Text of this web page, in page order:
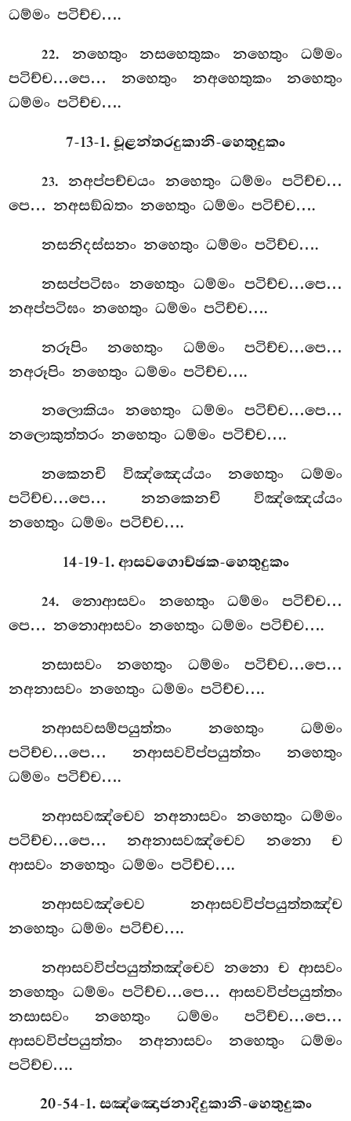
ධම්මං පටිච්ච….
22. නහෙතුංනසහෙතුකං නහෙතුං ධම්මං
පටිච්ච…පෙ… නහෙතුං නඅහෙතුකං නහෙතුං
ධම්මං පටිච්ච….
7-13-1. චූළන්තරදුකානි-හෙතුදුකං
23. නඅප්පච්චයං නහෙතුං ධම්මං පටිච්ච…
පෙ… නඅසඞ්ඛතං නහෙතුං ධම්මං පටිච්ච….
නසනිදස්සනං නහෙතුං ධම්මං පටිච්ච….
නසප්පටිඝං නහෙතුං ධම්මං පටිච්ච…පෙ…
නඅප්පටිඝං නහෙතුං ධම්මං පටිච්ච….
නරූපිං නහෙතුං ධම්මං පටිච්ච…පෙ…
නඅරූපිං නහෙතුං ධම්මං පටිච්ච….
නලොකියං නහෙතුං ධම්මං පටිච්ච…පෙ…
නලොකුත්තරං නහෙතුං ධම්මං පටිච්ච….
නකෙනචි විඤ්ඤෙය්යං නහෙතුං ධම්මං
පටිච්ච…පෙ… නනකෙනචි විඤ්ඤෙය්යං
නහෙතුං ධම්මං පටිච්ච….
14-19-1. ආසවගොච්ඡක-හෙතුදුකං
24. නොආසවං නහෙතුං ධම්මං පටිච්ච…
පෙ… නනොආසවං නහෙතුං ධම්මංපටිච්ච….
නසාසවං නහෙතුං ධම්මං පටිච්ච…පෙ…
නඅනාසවං නහෙතුං ධම්මං පටිච්ච….
නආසවසම්පයුත්තං නහෙතුං ධම්මං
පටිච්ච…පෙ… නආසවවිප්පයුත්තං නහෙතුං
ධම්මං පටිච්ච….
නආසවඤ්චෙව නඅනාසවං නහෙතුං ධම්මං
පටිච්ච…පෙ… නඅනාසවඤ්චෙව නනො ච
ආසවං නහෙතුං ධම්මං පටිච්ච….
නආසවඤ්චෙව නආසවවිප්පයුත්තඤ්ච
නහෙතුං ධම්මං පටිච්ච….
නආසවවිප්පයුත්තඤ්චෙව නනො ච ආසවං
නහෙතුං ධම්මං පටිච්ච…පෙ… ආසවවිප්පයුත්තං
නසාසවං නහෙතුං ධම්මං පටිච්ච…පෙ…
ආසවවිප්පයුත්තං නඅනාසවං නහෙතුං ධම්මං
පටිච්ච….
20-54-1. සඤ්ඤොජනාදිදුකානි-හෙතුදුකං